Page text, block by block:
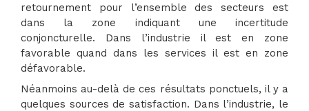
retournement pour l’ensemble des secteurs est
dans la zone indiquant une incertitude
conjoncturelle. Dans l’industrie il est en zone
favorable quand dans les services il est en zone
défavorable.
Néanmoins au-delà de ces résultats ponctuels, il y a
quelques sources de satisfaction. Dans l’industrie, le